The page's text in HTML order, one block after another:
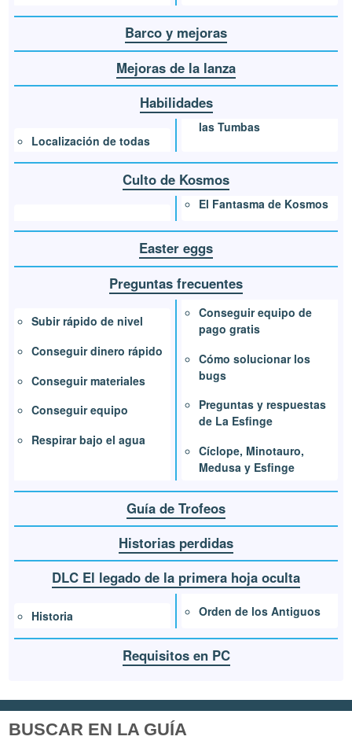
Barco y mejoras
Mejoras de la lanza
Habilidades
Localización de todas
las Tumbas
Culto de Kosmos
El Fantasma de Kosmos
Easter eggs
Preguntas frecuentes
Subir rápido de nivel
Conseguir dinero rápido
Conseguir materiales
Conseguir equipo
Respirar bajo el agua
Conseguir equipo de
pago gratis
Cómo solucionar los
bugs
Preguntas y respuestas
de La Esfinge
Cíclope, Minotauro,
Medusa y Esfinge
Guía de Trofeos
Historias perdidas
DLC El legado de la primera hoja oculta
Historia Orden de los Antiguos
Requisitos en PC
BUSCAR EN LA GUÍA